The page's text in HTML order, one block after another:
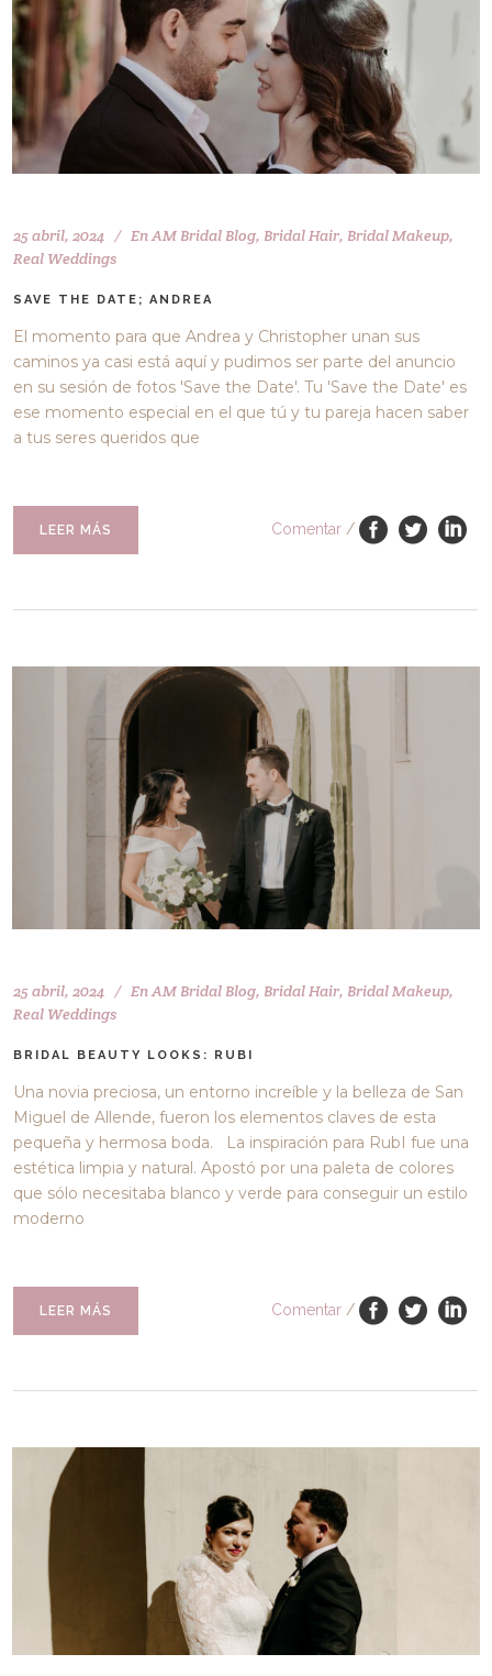
25 abril, 2024 EnAM Bridal Blog, Bridal Hair, Bridal Makeup,
Real Weddings
SAVE THE DATE; ANDREA
El momento para que Andrea y Christopher unan sus
caminos ya casi está aquí y pudimos ser parte del anuncio
en su sesión de fotos 'Save the Date'. Tu 'Save the Date' es
ese momento especial en el que tú y tu pareja hacen saber
a tus seres queridos que
LEER MÁS Comentar /
25 abril, 2024 EnAM Bridal Blog, Bridal Hair, Bridal Makeup,
Real Weddings
BRIDAL BEAUTY LOOKS: RUBI
Una novia preciosa, un entorno increíble y la belleza de San
Miguel de Allende, fueron los elementos claves de esta
pequeña y hermosa boda. La inspiración para RubI fue una
estética limpia y natural. Apostó por una paleta de colores
que sólo necesitaba blanco y verde para conseguir un estilo
moderno
LEER MÁS Comentar /